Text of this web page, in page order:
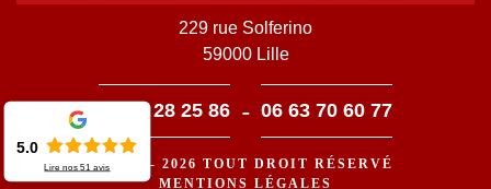
229 rue Solferino
59000 Lille
03 59 28 25 86 - 06 63 70 60 77
©2016 - 2026 TOUT DROIT RÉSERVÉ
MENTIONS LÉGALES
5.0
Lire nos51 avis